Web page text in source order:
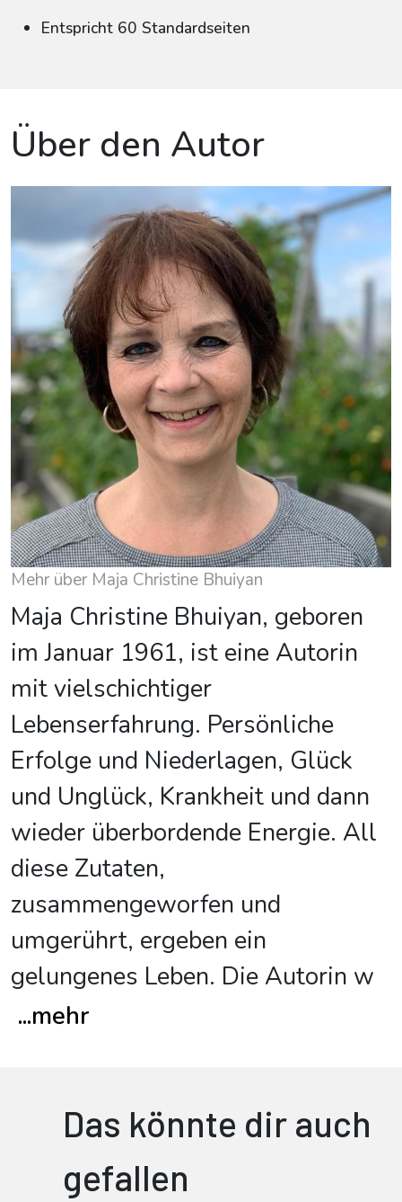
Entspricht 60 Standardseiten
Über den Autor
Mehr über Maja Christine Bhuiyan
Maja Christine Bhuiyan, geboren
im Januar 1961, ist eine Autorin
mit vielschichtiger
Lebenserfahrung. Persönliche
Erfolge und Niederlagen, Glück
und Unglück, Krankheit und dann
wieder überbordende Energie. All
diese Zutaten,
zusammengeworfen und
umgerührt, ergeben ein
gelungenes Leben. Die Autorin w
...mehr
Das könnte dir auch
gefallen